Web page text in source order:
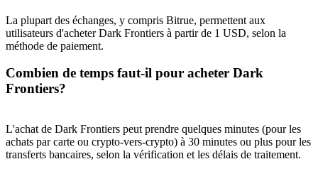
BTC Welcome Rewards
Deposit & Trade BTC to Share 25000 USDT prize pool!
Deposit CASHCAT & Win
Share 500000 CASHCAT prize pool
La plupart des échanges, y compris Bitrue, permettent aux
utilisateurs d'acheter Dark Frontiers à partir de 1 USD, selon la
méthode de paiement.
Combien de temps faut-il pour acheter Dark
Frontiers?
L'achat de Dark Frontiers peut prendre quelques minutes (pour les
achats par carte ou crypto-vers-crypto) à 30 minutes ou plus pour les
transferts bancaires, selon la vérification et les délais de traitement.